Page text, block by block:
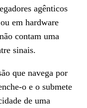
agênticos
em hardware
contam uma
sinais.
que navega por
o e o submete
de uma